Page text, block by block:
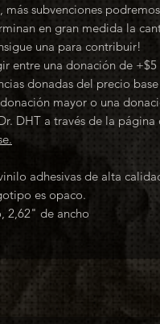
más subvenciones
en gran medida la
una para contribuir!
entre una donación de
donadas del precio
mayor o una
DHT a través de la página
adhesivas de alta
es opaco.
2,62" de ancho